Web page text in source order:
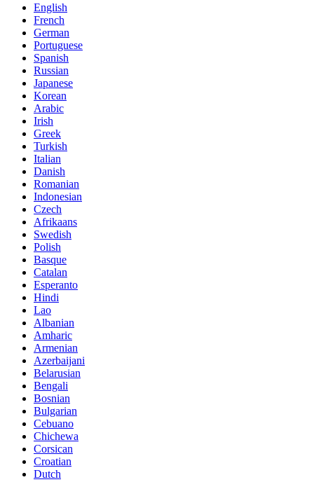
English
French
German
Portuguese
Spanish
Russian
Japanese
Korean
Arabic
Irish
Greek
Turkish
Italian
Danish
Romanian
Indonesian
Czech
Afrikaans
Swedish
Polish
Basque
Catalan
Esperanto
Hindi
Lao
Albanian
Amharic
Armenian
Azerbaijani
Belarusian
Bengali
Bosnian
Bulgarian
Cebuano
Chichewa
Corsican
Croatian
Dutch